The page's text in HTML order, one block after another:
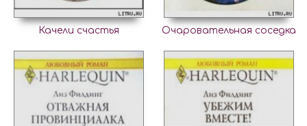
Качели счастья Очаровательная соседка